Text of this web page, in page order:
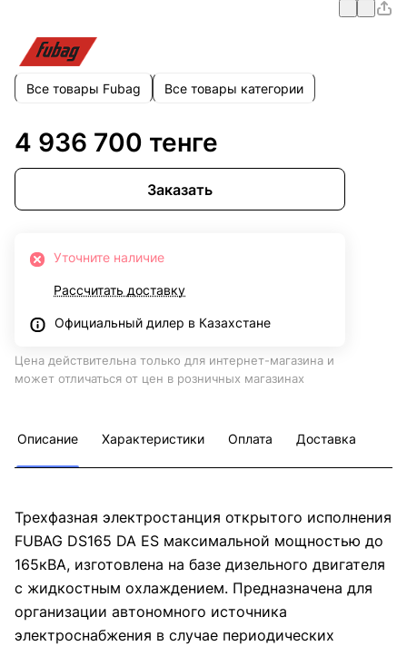
Все товары Fubag Все товары категории
4 936 700 тенге
Заказать
Уточните наличие
Рассчитать доставку
Официальный дилер в Казахстане
Цена действительна только для интернет-магазина и
может отличаться от цен в розничных магазинах
Описание Характеристики Оплата Доставка
Трехфазная электростанция открытого исполнения
FUBAG DS165 DA ES максимальной мощностью до
165кВА, изготовлена на базе дизельного двигателя
с жидкостным охлаждением. Предназначена для
организации автономного источника
электроснабжения в случае периодических